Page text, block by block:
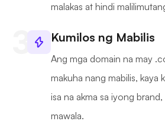
malakas at hindi
Kumilos ng Mabilis
Ang mga domain na may
makuha nang mabilis, kaya
isa na akma sa iyong
mawala.